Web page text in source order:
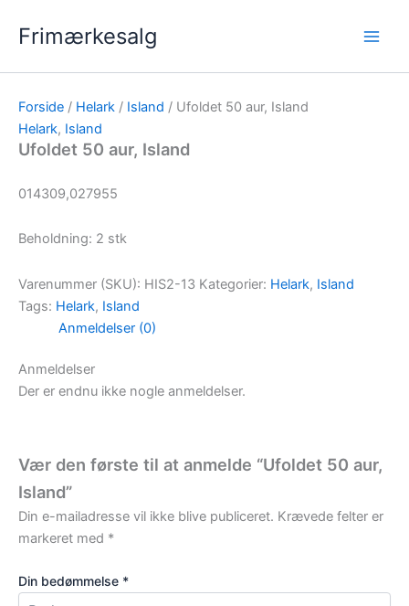
Frimærkesalg
Forside / Helark / Island / Ufoldet 50 aur, Island
Helark, Island
Ufoldet 50 aur, Island
014309,027955
Beholdning: 2 stk
Varenummer (SKU): HIS2-13 Kategorier: Helark, Island
Tags: Helark, Island
Anmeldelser (0)
Anmeldelser
Der er endnu ikke nogle anmeldelser.
Vær den første til at anmelde “Ufoldet 50 aur,
Island”
Din e-mailadresse vil ikke blive publiceret. Krævede felter er
markeret med *
Din bedømmelse *